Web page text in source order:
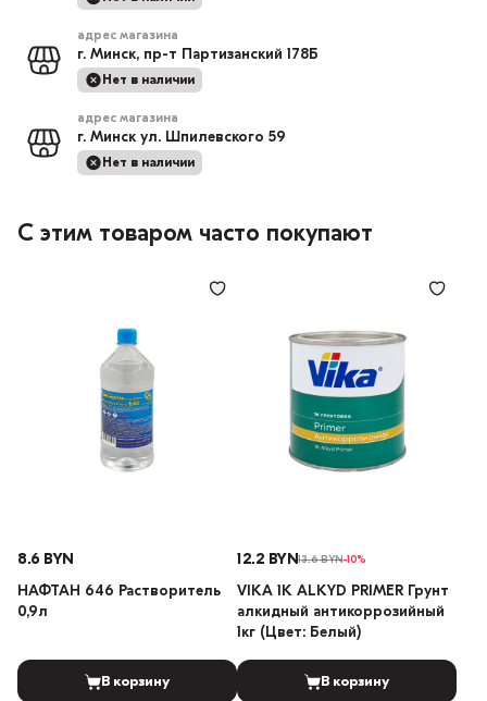
адрес магазина
г. Минск, пр-т Партизанский 178Б
Нет в наличии
адрес магазина
г. Минск ул. Шпилевского 59
Нет в наличии
С этим товаром часто покупают
8.6 BYN
НАФТАН 646 Растворитель
0,9л
В корзину
12.2 BYN13.6 BYN-10%
VIKA 1K ALKYD PRIMER Грунт
алкидный антикоррозийный
1кг (Цвет: Белый)
В корзину